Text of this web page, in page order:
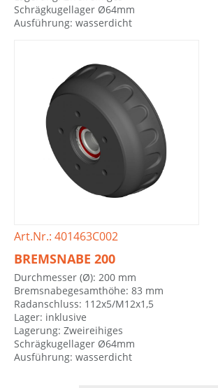
Schrägkugellager Ø64mm
Ausführung: wasserdicht
Art.Nr.: 401463C002
BREMSNABE 200
Durchmesser (Ø): 200 mm
Bremsnabegesamthöhe: 83 mm
Radanschluss: 112x5/M12x1,5
Lager: inklusive
Lagerung: Zweireihiges
Schrägkugellager Ø64mm
Ausführung: wasserdicht